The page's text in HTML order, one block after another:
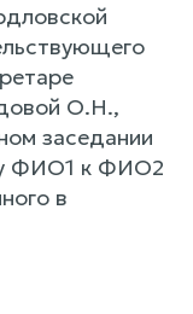
О.Н.,
заседании
ФИО1 к ФИО2
в